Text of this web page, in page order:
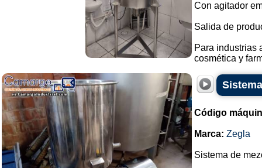
Con agitador
Salida de
Para industrias
cosmética y
Código
Marca: Zegla
Sistema de